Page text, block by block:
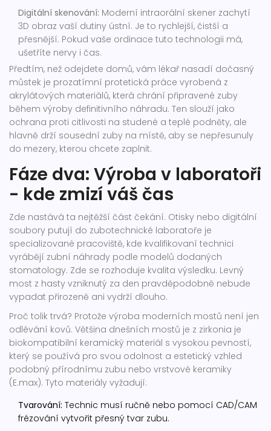
Digitální skenování: Moderní intraorální skener zachytí
3D obraz vaší dutiny ústní. Je to rychlejší, čistší a
přesnější. Pokud vaše ordinace tuto technologii má,
ušetříte nervy i čas.
Předtím, než odejdete domů, vám lékař nasadí dočasný
můstek je prozatímní protetická práce vyrobená z
akrylátových materiálů, která chrání připravené zuby
během výroby definitivního náhradu. Ten slouží jako
ochrana proti citlivosti na studené a teplé podněty, ale
hlavně drží sousední zuby na místě, aby se nepřesunuly
do mezery, kterou chcete zaplnit.
Fáze dva: Výroba v laboratoři
- kde zmizí váš čas
Zde nastává ta nejtěžší část čekání. Otisky nebo digitální
soubory putují do zubotechnické laboratoře je
specializované pracoviště, kde kvalifikovaní technici
vyrábějí zubní náhrady podle modelů dodaných
stomatology. Zde se rozhoduje kvalita výsledku. Levný
most z hasty vzniknutý za den pravděpodobně nebude
vypadat přirozeně ani vydrží dlouho.
Proč tolik trvá? Protože výroba moderních mostů není jen
odlévání kovů. Většina dnešních mostů je z zirkonia je
biokompatibilní keramický materiál s vysokou pevností,
který se používá pro svou odolnost a estetický vzhled
podobný přírodnímu zubu nebo vrstvové keramiky
(E.max). Tyto materiály vyžadují:
Tvarování: Technic musí ručně nebo pomocí CAD/CAM
frézování vytvořit přesný tvar zubu.